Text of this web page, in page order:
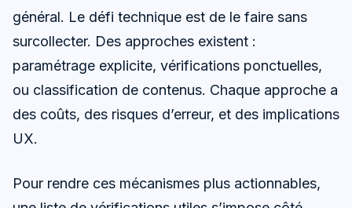
général. Le défi technique est de le faire sans
surcollecter. Des approches existent :
paramétrage explicite, vérifications ponctuelles,
ou classification de contenus. Chaque approche a
des coûts, des risques d’erreur, et des implications
UX.
Pour rendre ces mécanismes plus actionnables,